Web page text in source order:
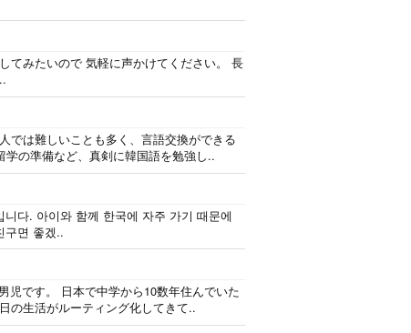
てみたいので 気軽に声かけてください。 長
では難しいことも多く、言語交換ができる
の準備など、真剣に韓国語を勉強し..
다. 아이와 함께 한국에 자주 가기 때문에
구면 좋겠..
児です。 日本で中学から10数年住んでいた
の生活がルーティング化してきて..